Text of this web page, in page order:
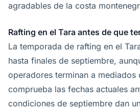
agradables de la costa
Rafting en el Tara antes de que
La temporada de rafting en el
hasta finales de septiembre,
operadores terminan a
comprueba las fechas actuales
condiciones de septiembre dan